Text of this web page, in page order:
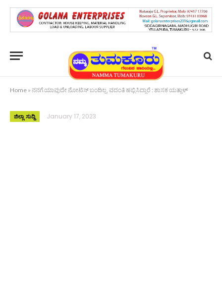
Home » ನನಗೆ ಯಾವುದೇ ನೋಟಿಸ್ ಬಂದಿಲ್ಲ, ವದಂತಿ ಹಬ್ಬಿಸಿದ್ದಾರೆ : ಶಾಸಕ ಯತ್ನಾಳ್
ಜಿಲ್ಲಾ ಸುದ್ದಿ January 17, 2023